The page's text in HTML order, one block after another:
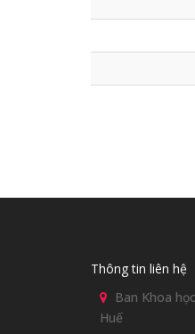
Thông tin liên hệ
Ban Khoa
Huế